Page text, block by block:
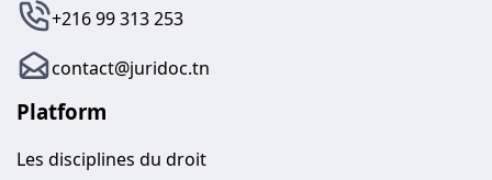
+216 99 313 253
contact@juridoc.tn
Platform
Les disciplines du droit